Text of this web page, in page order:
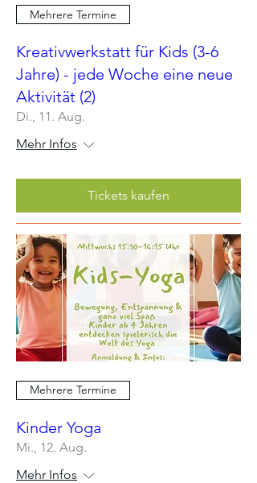
Mehrere Termine
Kreativwerkstatt für Kids (3-6
Jahre) - jede Woche eine neue
Aktivität (2)
Di., 11. Aug.
Mehr Infos
Tickets kaufen
Mehrere Termine
Kinder Yoga
Mi., 12. Aug.
Mehr Infos